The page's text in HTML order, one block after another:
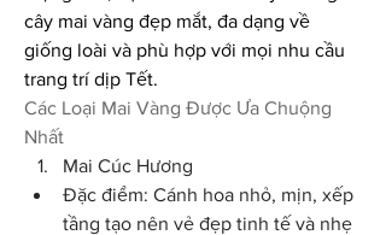
cây mai vàng đẹp mắt, đa dạng về
giống loài và phù hợp với mọi nhu cầu
trang trí dịp Tết.
Các Loại Mai Vàng Được Ưa Chuộng
Nhất
Mai Cúc Hương
Đặc điểm: Cánh hoa nhỏ, mịn, xếp
tầng tạo nên vẻ đẹp tinh tế và nhẹ